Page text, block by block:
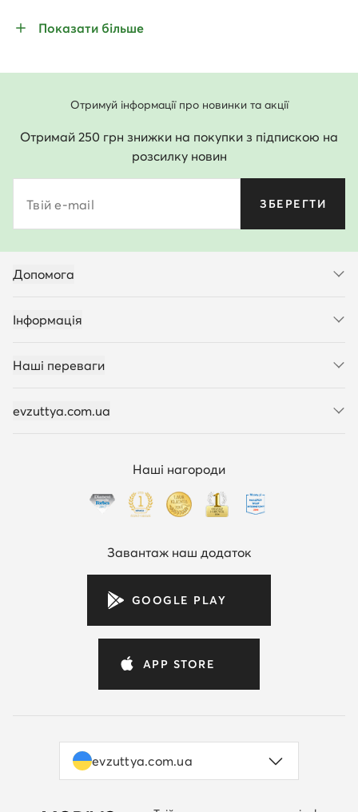
Показати більше
Отримуй інформації про новинки та акції
Отримай 250 грн знижки на покупки з підпискою на
розсилку новин
Твій e-mail ЗБЕРЕГТИ
Допомога
Інформація
Наші переваги
evzuttya.com.ua
Наші нагороди
Завантаж наш додаток
GOOGLE PLAY
APP STORE
evzuttya.com.ua